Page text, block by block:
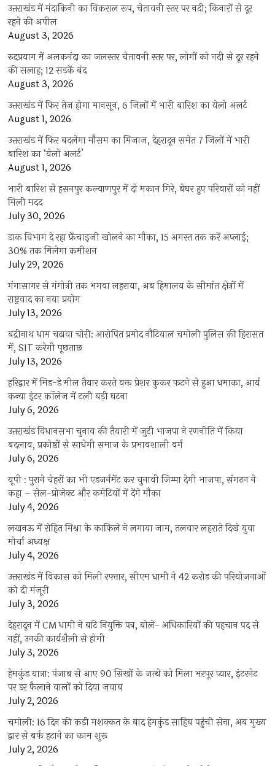
उत्तराखंड में मंदाकिनी का विकराल रूप, चेतावनी स्तर पर नदी; किनारों से दूर
रहने की अपील
August 3, 2026
रुद्रप्रयाग में अलकनंदा का जलस्तर चेतावनी स्तर पर, लोगों को नदी से दूर रहने
की सलाह; 12 सड़कें बंद
August 3, 2026
उत्तराखंड में फिर तेज होगा मानसून, 6 जिलों में भारी बारिश का येलो अलर्ट
August 1, 2026
उत्तराखंड में फिर बदलेगा मौसम का मिजाज, देहरादून समेत 7 जिलों में भारी
बारिश का ‘येलो अलर्ट’
August 1, 2026
भारी बारिश से हसनपुर कल्याणपुर में दो मकान गिरे, बेघर हुए परिवारों को नहीं
मिली मदद
July 30, 2026
डाक विभाग दे रहा फ्रेंचाइजी खोलने का मौका, 15 अगस्त तक करें अप्लाई;
30% तक मिलेगा कमीशन
July 29, 2026
गंगासागर से गंगोत्री तक भगवा लहराया, अब हिमालय के सीमांत क्षेत्रों में
राष्ट्रवाद का नया प्रयोग
July 13, 2026
बद्रीनाथ धाम चढ़ावा चोरी: आरोपित प्रमोद नौटियाल चमोली पुलिस की हिरासत
में, SIT करेगी पूछताछ
July 13, 2026
हरिद्वार में मिड-डे मील तैयार करते वक्त प्रेशर कुकर फटने से हुआ धमाका, आर्य
कन्या इंटर कॉलेज में टली बड़ी घटना
July 6, 2026
उत्तराखंंड विधानसभा चुनाव की तैयारी में जुटी भाजपा ने रणनीति में किया
बदलाव, प्रकोष्ठों से साधेगी समाज के प्रभावशाली वर्ग
July 6, 2026
यूपी : पुराने चेहरों का भी एडजर्नमेंट कर चुनावी जिम्मा देगी भाजपा, संगठन ने
कहा – सेल-प्रोजेक्ट और कमेटियों में देंगे मौका
July 4, 2026
लखनऊ में रोहित मिश्रा के काफिले ने लगाया जाम, तलवार लहराते दिखे युवा
मोर्चा अध्यक्ष
July 4, 2026
उत्तराखंड में विकास को मिली रफ्तार, सीएम धामी ने 42 करोड़ की परियोजनाओं
को दी मंजूरी
July 3, 2026
देहरादून में CM धामी ने बांटे नियुक्ति पत्र, बोले- अधिकारियों की पहचान पद से
नहीं, उनकी कार्यशैली से होगी
July 3, 2026
हेमकुंड यात्रा: पंजाब से आए 90 सिखों के जत्थे को मिला भरपूर प्यार, इंटरनेट
पर डर फैलाने वालों को दिया जवाब
July 2, 2026
चमोली: 16 दिन की कड़ी मशक्कत के बाद हेमकुंड साहिब पहुंची सेना, अब मुख्य
द्वार से बर्फ हटाने का काम शुरू
July 2, 2026